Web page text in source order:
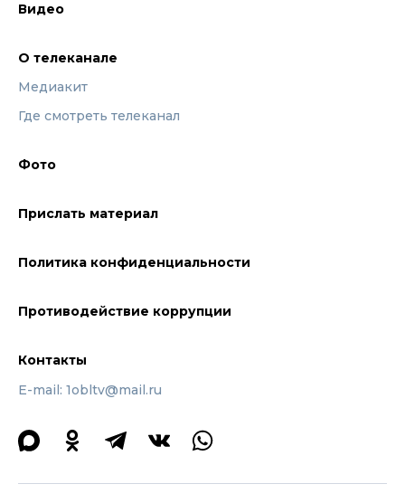
Видео
О телеканале
Медиакит
Где смотреть телеканал
Фото
Прислать материал
Политика конфиденциальности
Противодействие коррупции
Контакты
E-mail: 1obltv@mail.ru